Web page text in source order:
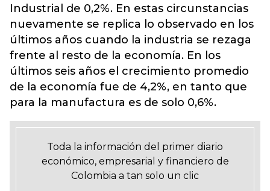
Industrial de 0,2%. En estas circunstancias
nuevamente se replica lo observado en los
últimos años cuando la industria se rezaga
frente al resto de la economía. En los
últimos seis años el crecimiento promedio
de la economía fue de 4,2%, en tanto que
para la manufactura es de solo 0,6%.
Toda la información del primer diario
económico, empresarial y financiero de
Colombia a tan solo un clic